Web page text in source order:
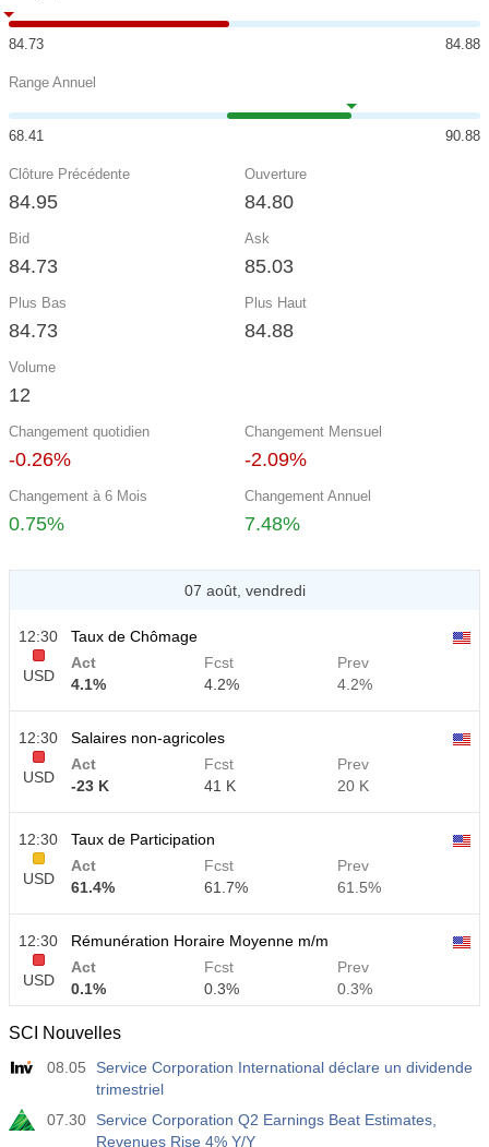
84.73 84.88
Range Annuel
68.41 90.88
Clôture Précédente
84.95
Ouverture
84.80
Bid
84.73
Ask
85.03
Plus Bas
84.73
Plus Haut
84.88
Volume
12
Changement quotidien
-0.26%
Changement Mensuel
-2.09%
Changement à 6 Mois
0.75%
Changement Annuel
7.48%
07 août, vendredi
12:30
USD
Taux de Chômage
Act
4.1%
Fcst
4.2%
Prev
4.2%
12:30
USD
Salaires non-agricoles
Act
-23 K
Fcst
41 K
Prev
20 K
12:30
USD
Taux de Participation
Act
61.4%
Fcst
61.7%
Prev
61.5%
12:30
USD
Rémunération Horaire Moyenne m/m
Act
0.1%
Fcst
0.3%
Prev
0.3%
12:30
Rémunération Horaire Moyenne a/a
Act
3.2%
Fcst
Prev
SCI Nouvelles
08.05
Service Corporation International déclare un dividende
trimestriel
07.30
Service Corporation Q2 Earnings Beat Estimates,
Revenues Rise 4% Y/Y